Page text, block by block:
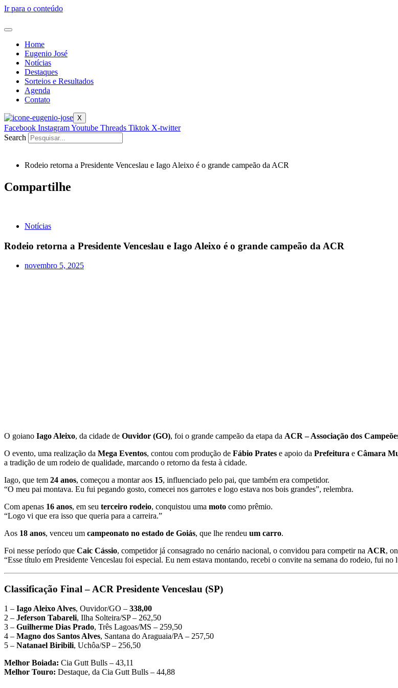
Ir para o conteúdo
Home
Eugenio José
Notícias
Destaques
Sorteios e Resultados
Agenda
Contato
X
Facebook InstagramYoutube Threads Tiktok X-twitter
Search
Rodeio retorna a Presidente Venceslau e Iago Aleixo é o grande campeão da ACR
Compartilhe
Notícias
Rodeio retorna a Presidente Venceslau e Iago Aleixo é o grande campeão da ACR
novembro 5, 2025
O goiano Iago Aleixo, da cidade de Ouvidor (GO), foi o grande campeão da etapa da ACR – Associação dos
O evento, uma realização da Mega Eventos, contou com produção de Fábio Prates e apoio da Prefeitura e Câmara
a tradição de um rodeio de qualidade, marcando o retorno da festa à cidade.
Iago, que tem 24 anos, começou a montar aos 15, influenciado pelo pai, que também era competidor.
“O meu pai montava. Eu fui pegando gosto, comecei nos garrotes e logo estava nos bois grandes”, relembra.
Com apenas 16 anos, em seu terceiro rodeio, conquistou uma moto como prêmio.
“Logo vi que era isso que queria para a carreira.”
Aos 18 anos, venceu um campeonato no estado de Goiás, que lhe rendeu um carro.
Foi nesse período que Caic Cássio, competidor já consagrado no cenário nacional, o convidou para competir na ACR,
“Esse título em Presidente Venceslau foi especial. Eu nem estava montando, recebi o convite na semana do rodeio, fui
Classificação Final – ACR Presidente Venceslau (SP)
1 – Iago Aleixo Alves, Ouvidor/GO – 338,00
2 – Jeferson Tabareli, Ilha Solteira/SP – 262,50
3 – Guilherme Dias Prado, Três Lagoas/MS – 259,50
4 – Magno dos Santos Alves, Santana do Araguaia/PA – 257,50
5 – Natanael Biribili, Uchôa/SP – 256,50
Melhor Boiada: Cia Gutt Bulls – 43,11
Melhor Touro: Destaque, da Cia Gutt Bulls – 44,88